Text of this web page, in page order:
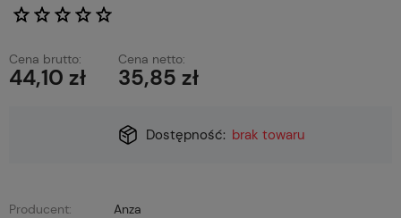
Cena brutto:
44,10 zł
Cena netto:
35,85 zł
Dostępność: brak towaru
Producent:
Anza